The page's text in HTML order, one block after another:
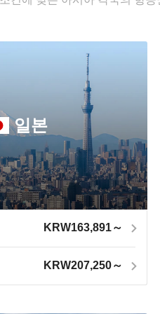
일본
KRW163,891～
KRW207,250～